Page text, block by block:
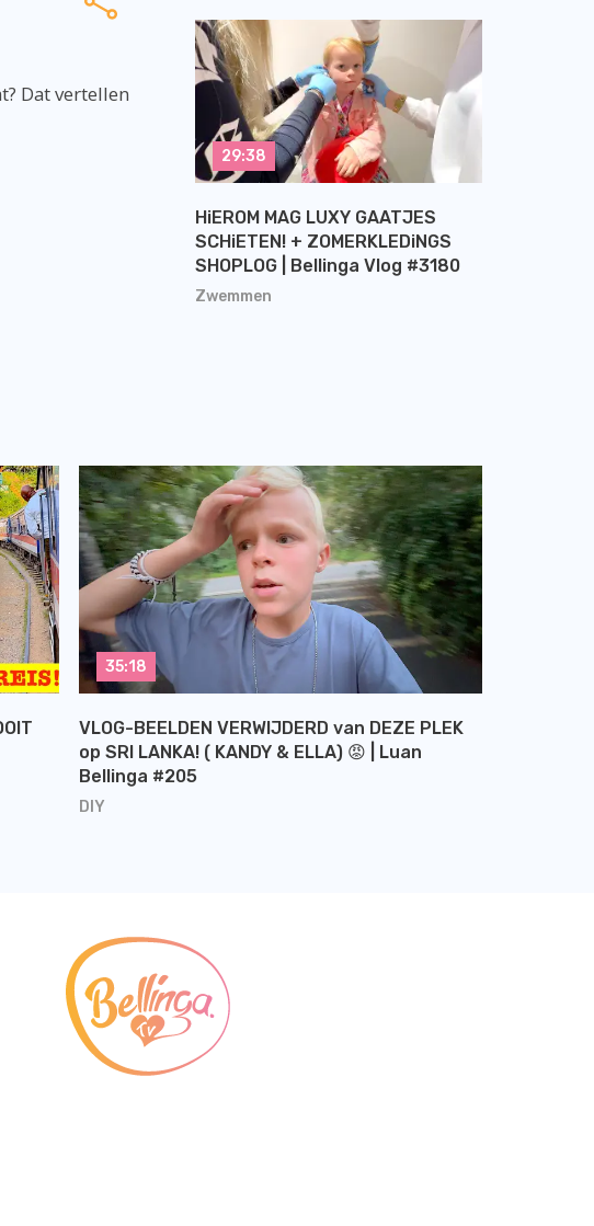
Dat vertellen
Zwemmen
HiEROM MAG LUXY GAATJES
SCHiETEN! + ZOMERKLEDiNGS
SHOPLOG | Bellinga Vlog #3180
29:38
DIY
VLOG-BEELDEN VERWIJDERD van DEZE PLEK
op SRI LANKA! ( KANDY & ELLA) 😡 | Luan
Bellinga #205
35:18